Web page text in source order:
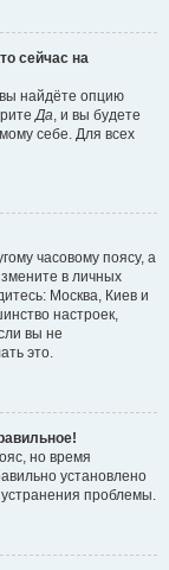
сейчас на
найдёте опцию
Да , и вы будете
себе. Для всех
часовому поясу, а
в личных
Москва, Киев и
настроек,
вы не
это.
но время
установлено
проблемы.